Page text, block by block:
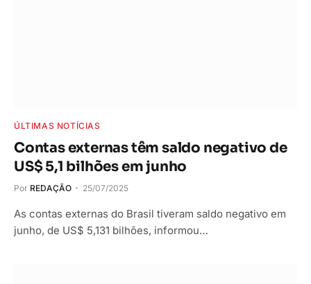
ÚLTIMAS NOTÍCIAS
Contas externas têm saldo negativo de
US$ 5,1 bilhões em junho
Por REDAÇÃO 25/07/2025
As contas externas do Brasil tiveram saldo negativo em
junho, de US$ 5,131 bilhões, informou…